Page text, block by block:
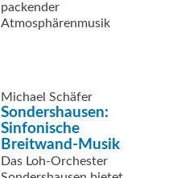
packender
Atmosphärenmusik
Michael Schäfer
Sondershausen:
Sinfonische
Breitwand-Musik
Das Loh-Orchester